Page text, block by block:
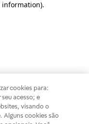
information).
cookies para:
acesso; e
visando o
cookies são